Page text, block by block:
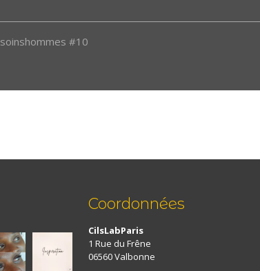
soinshommes #10
Coordonnées
CilsLabParis
1 Rue du Frêne
06560 Valbonne